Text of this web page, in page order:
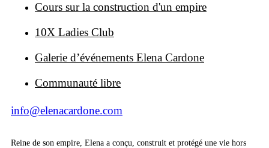
Cours sur la construction d'un empire
10X Ladies Club
Galerie d’événements Elena Cardone
Communauté libre
info@elenacardone.com
Reine de son empire, Elena a conçu, construit et protégé une vie hors